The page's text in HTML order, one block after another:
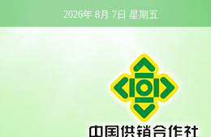
2026年 8月 7日 星期五